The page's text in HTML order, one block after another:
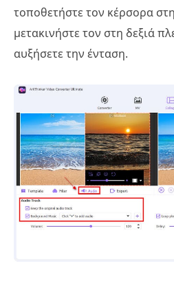
τοποθετήστε τον κέρσορα
μετακινήστε τον στη δεξιά
αυξήσετε την ένταση.